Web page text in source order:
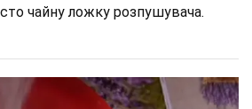
чайну ложку розпушувача.